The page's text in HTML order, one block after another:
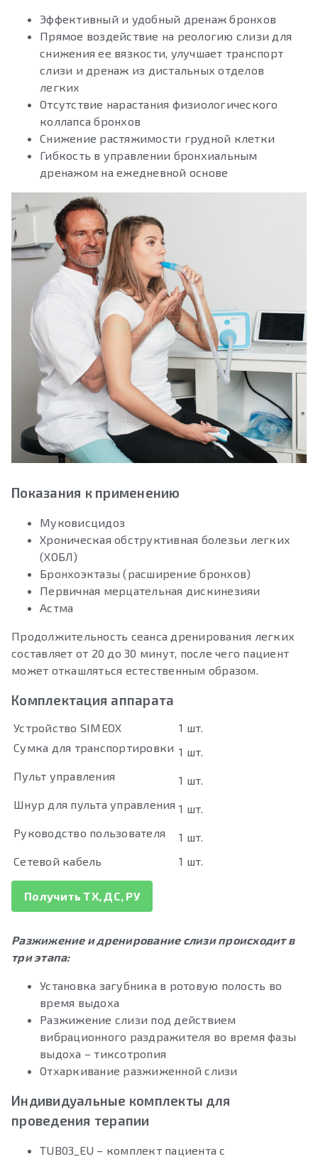
Эффективный и удобный дренаж бронхов
Прямое воздействие на реологию слизи для
снижения ее вязкости, улучшает транспорт
слизи и дренаж из дистальных отделов
легких
Отсутствие нарастания физиологического
коллапса бронхов
Снижение растяжимости грудной клетки
Гибкость в управлении бронхиальным
дренажом на ежедневной основе
Показания к применению
Муковисцидоз
Хроническая обструктивная болезьи легких
(ХОБЛ)
Бронхоэктазы (расширение бронхов)
Первичная мерцательная дискинезияи
Астма
Продолжительность сеанса дренирования легких
составляет от 20 до 30 минут, после чего пациент
может откашляться естественным образом.
Комплектация аппарата
Устройство SIMEOX
1 шт.
Сумка для транспортировки 1 шт.
Пульт управления
1 шт.
Шнур для пульта управления 1 шт.
Руководство пользователя
1 шт.
Сетевой кабель
1 шт.
Получить ТХ, ДС, РУ
Разжижение и дренирование слизи происходит в
три этапа:
Установка загубника в ротовую полость во
время выдоха
Разжижение слизи под действием
вибрационного раздражителя во время фазы
выдоха – тиксотропия
Отхаркивание разжиженной слизи
Индивидуальные комплекты для
проведения терапии
TUB03_EU – комплект пациента с